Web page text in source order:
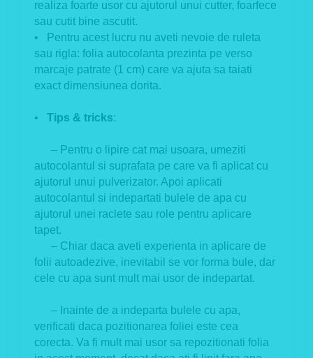
realiza foarte usor cu ajutorul unui cutter, foarfece
sau cutit bine ascutit.
• Pentru acest lucru nu aveti nevoie de ruleta
sau rigla: folia autocolanta prezinta pe verso
marcaje patrate (1 cm) care va ajuta sa taiati
exact dimensiunea dorita.
• Tips & tricks:
– Pentru o lipire cat mai usoara, umeziti
autocolantul si suprafata pe care va fi aplicat cu
ajutorul unui pulverizator. Apoi aplicati
autocolantul si indepartati bulele de apa cu
ajutorul unei raclete sau role pentru aplicare
tapet.
– Chiar daca aveti experienta in aplicare de
folii autoadezive, inevitabil se vor forma bule, dar
cele cu apa sunt mult mai usor de indepartat.
– Inainte de a indeparta bulele cu apa,
verificati daca pozitionarea foliei este cea
corecta. Va fi mult mai usor sa repozitionati folia